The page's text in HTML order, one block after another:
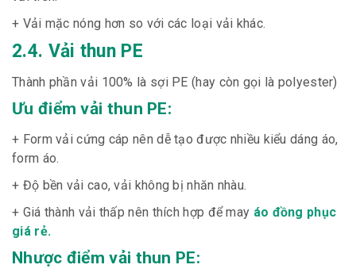
+ Vải mặc nóng hơn so với các loại vải khác.
2.4. Vải thun PE
Thành phần vải 100% là sợi PE (hay còn gọi là polyester)
Ưu điểm vải thun PE:
+ Form vải cứng cáp nên dễ tạo được nhiều kiểu dáng áo,
form áo.
+ Độ bền vải cao, vải không bị nhăn nhàu.
+ Giá thành vải thấp nên thích hợp để may áo đồng phục
giá rẻ.
Nhược điểm vải thun PE: